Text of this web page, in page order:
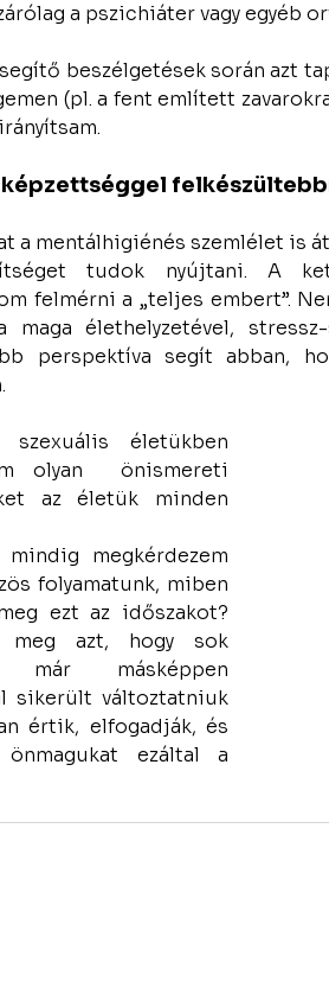
a pszichiáter vagy egyéb
beszélgetések során azt
(pl. a fent említett
a mentálhigiénés szemlélet is
tudok nyújtani. A
felmérni a „teljes embert”.
élethelyzetével,
perspektíva segít abban,
életükben
olyan  önismereti
az életük minden
megkérdezem
folyamatunk, miben
ezt az időszakot?
meg azt, hogy sok
már másképpen
sikerült változtatniuk
értik, elfogadják, és
ezáltal a